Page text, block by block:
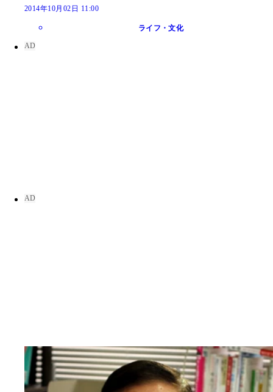
2014年10月02日 11:00
ライフ・文化